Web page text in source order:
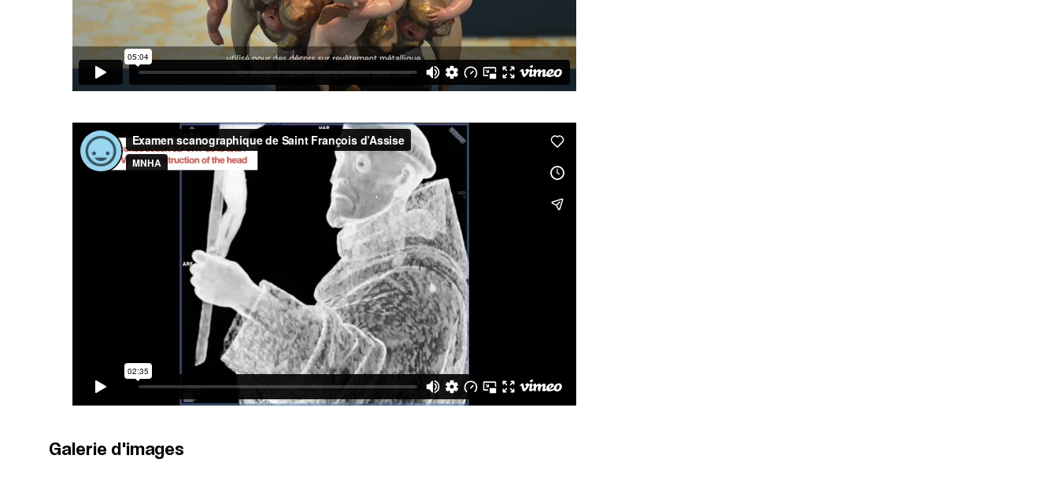
Galerie d'images